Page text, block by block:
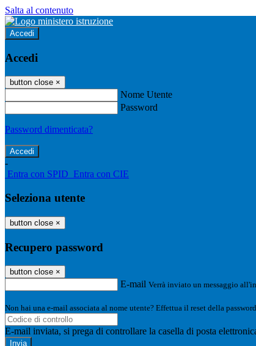
Salta al contenuto
Accedi
Accedi
button close ×
Nome Utente
Password
Password dimenticata?
-
Entra con SPID Entra con CIE
Seleziona utente
button close ×
Recupero password
button close ×
E-mail Verrà inviato un messaggio
Non hai una e-mail associata al nome utente? Effettua il reset della
E-mail inviata, si prega di controllare la casella di posta